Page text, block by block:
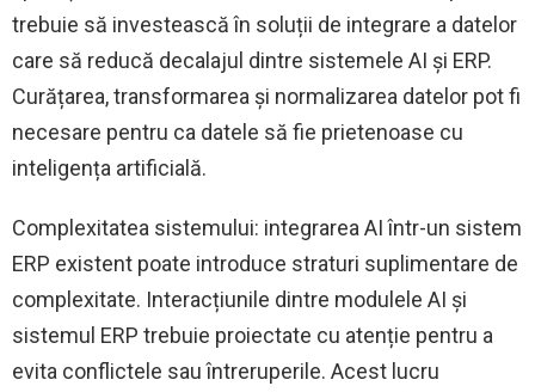
trebuie să investească în soluții de integrare a datelor
care să reducă decalajul dintre sistemele AI și ERP.
Curățarea, transformarea și normalizarea datelor pot fi
necesare pentru ca datele să fie prietenoase cu
inteligența artificială.
Complexitatea sistemului: integrarea AI într-un sistem
ERP existent poate introduce straturi suplimentare de
complexitate. Interacțiunile dintre modulele AI și
sistemul ERP trebuie proiectate cu atenție pentru a
evita conflictele sau întreruperile. Acest lucru